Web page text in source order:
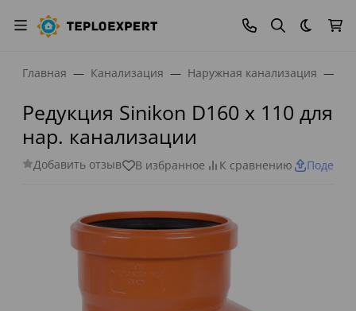
Темная
Главная Канализация Наружная канализация
Редукция Sinikon D160 x 110 для
нар. канализации
Добавить отзыв В избранное К сравнению